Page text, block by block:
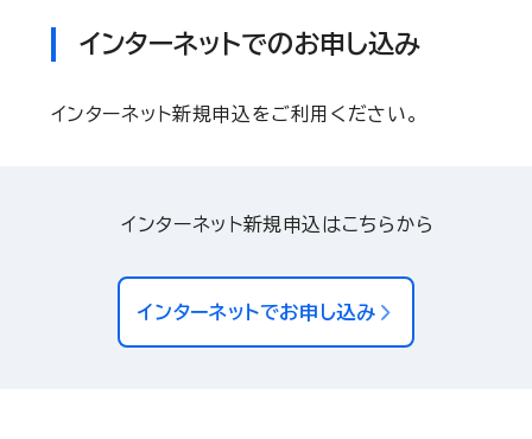
インターネットでのお申し込み
インターネット新規申込をご利用ください。
インターネット新規申込はこちらから
インターネットでお申し込み